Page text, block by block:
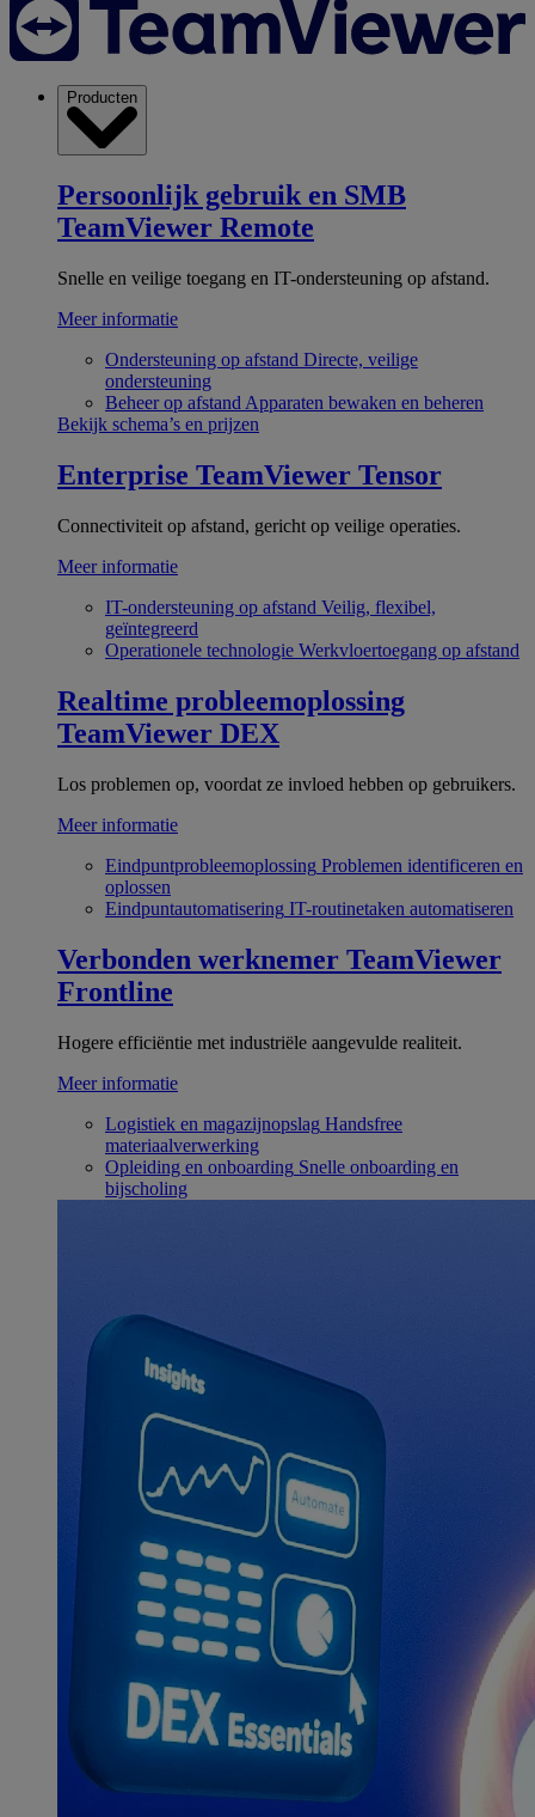
Producten
Persoonlijk gebruik en SMB
TeamViewer Remote
Snelle en veilige toegang en IT-ondersteuning op afstand.
Meer informatie
Ondersteuning op afstand Directe, veilige
ondersteuning
Beheer op afstand Apparaten bewaken en beheren
Bekijk schema’s en prijzen
Enterprise TeamViewer Tensor
Connectiviteit op afstand, gericht op veilige operaties.
Meer informatie
IT-ondersteuning op afstand Veilig, flexibel,
geïntegreerd
Operationele technologie Werkvloertoegang op afstand
Realtime probleemoplossing
TeamViewer DEX
Los problemen op, voordat ze invloed hebben op gebruikers.
Meer informatie
Eindpuntprobleemoplossing Problemen identificeren en
oplossen
Eindpuntautomatisering IT-routinetaken automatiseren
Verbonden werknemer TeamViewer
Frontline
Hogere efficiëntie met industriële aangevulde realiteit.
Meer informatie
Logistiek en magazijnopslag Handsfree
materiaalverwerking
Opleiding en onboarding Snelle onboarding en
bijscholing